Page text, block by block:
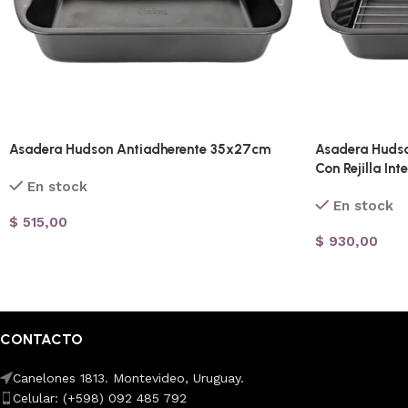
Asadera Hudson Antiadherente 35x27cm
En stock
$ 515,00
Asadera
Con Rejilla
En stock
$ 930,00
CONTACTO
Canelones 1813. Montevideo, Uruguay.
Celular: (+598) 092 485 792